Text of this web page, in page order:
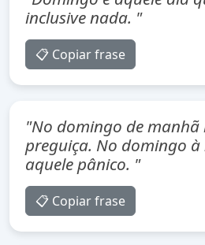
inclusive nada. "
📋 Copiar frase
"No domingo de manhã
preguiça. No domingo
aquele pânico. "
📋 Copiar frase